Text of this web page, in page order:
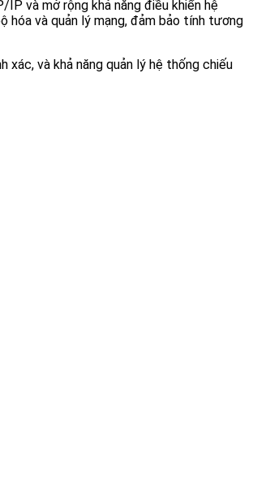
và mở rộng khả năng điều khiển hệ
hóa và quản lý mạng, đảm bảo tính tương
xác, và khả năng quản lý hệ thống chiếu